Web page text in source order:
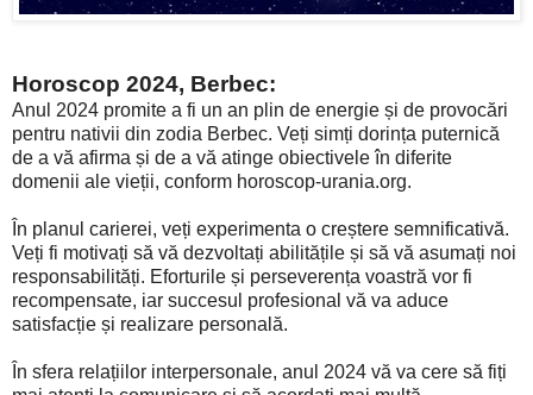
Horoscop 2024, Berbec:
Anul 2024 promite a fi un an plin de energie și de provocări
pentru nativii din zodia Berbec. Veți simți dorința puternică
de a vă afirma și de a vă atinge obiectivele în diferite
domenii ale vieții, conform horoscop-urania.org.
În planul carierei, veți experimenta o creștere semnificativă.
Veți fi motivați să vă dezvoltați abilitățile și să vă asumați noi
responsabilități. Eforturile și perseverența voastră vor fi
recompensate, iar succesul profesional vă va aduce
satisfacție și realizare personală.
În sfera relațiilor interpersonale, anul 2024 vă va cere să fiți